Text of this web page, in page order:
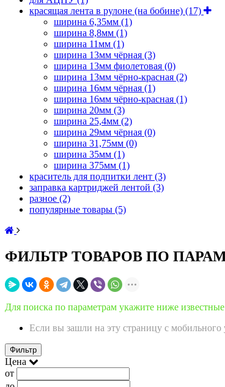
красящая лента в рулоне (на бобине) (17)
ширина 6,35мм (1)
ширина 8,8мм (1)
ширина 11мм (1)
ширина 13мм чёрная (3)
ширина 13мм фиолетовая (0)
ширина 13мм чёрно-красная (2)
ширина 16мм чёрная (1)
ширина 16мм чёрно-красная (1)
ширина 20мм (3)
ширина 25,4мм (2)
ширина 29мм чёрная (0)
ширина 31,75мм (0)
ширина 35мм (1)
ширина 375мм (1)
краситель для подпитки лент (3)
заправка картриджей лентой (3)
разное (2)
популярные товары (5)
ФИЛЬТР ТОВАРОВ ПО
Для поиска по параметрам укажите ниже
Если вы зашли на эту страницу с
Фильтр
Цена
от